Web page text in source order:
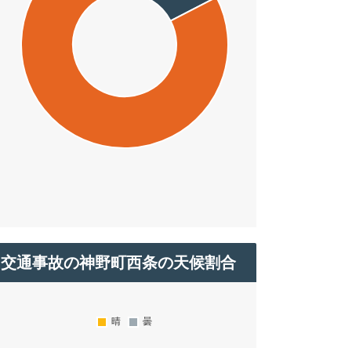
交通事故の神野町西条の天候割合